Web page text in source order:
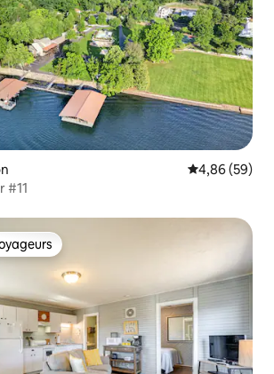
Évaluation
4,86 (59)
#11